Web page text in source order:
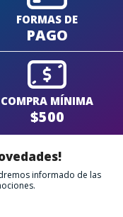
FORMAS DE
PAGO
COMPRA MÍNIMA
$500
informado de las